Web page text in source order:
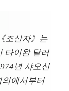
조산자》는
타이완 달러
년 샤오신
의에서부터